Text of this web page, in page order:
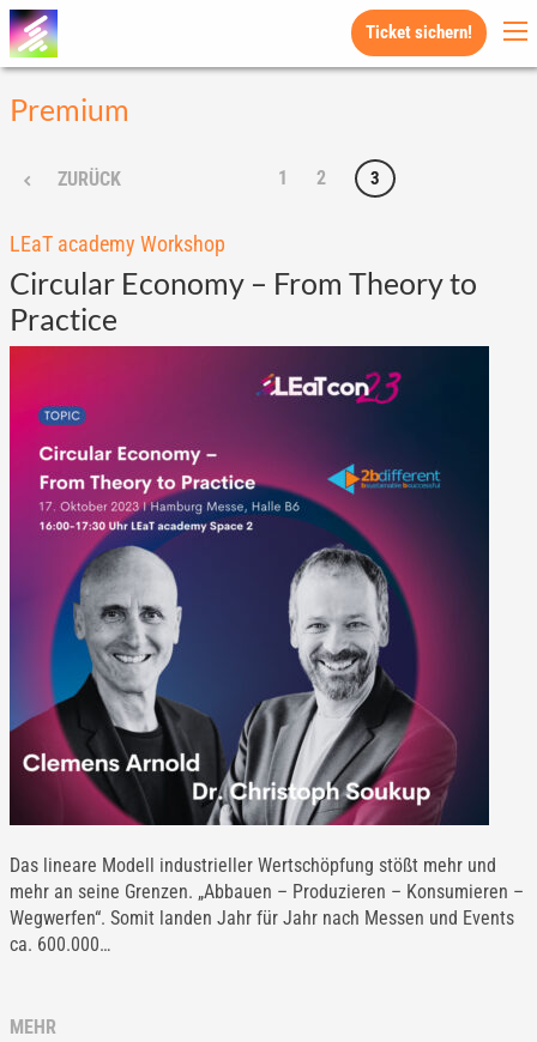
Ticket sichern!
Premium
ZURÜCK 1 2 3
LEaT academy Workshop
Circular Economy – From Theory to
Practice
Das lineare Modell industrieller Wertschöpfung stößt mehr und
mehr an seine Grenzen. „Abbauen – Produzieren – Konsumieren –
Wegwerfen“. Somit landen Jahr für Jahr nach Messen und Events
ca. 600.000…
MEHR